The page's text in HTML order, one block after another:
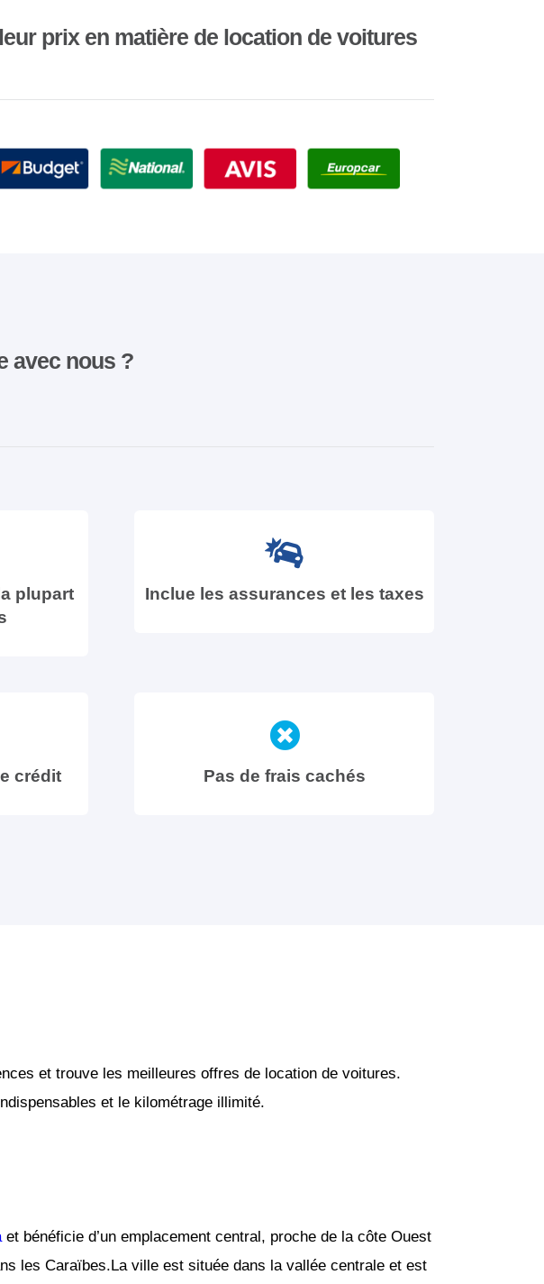
prix en matière de location de voitures
avec nous ?
plupart
Inclue les assurances et les taxes
crédit Pas de frais cachés
et trouve les meilleures offres de location de voitures.
et le kilométrage illimité.
et bénéficie d’un emplacement central, proche de la côte Ouest
les Caraïbes.La ville est située dans la vallée centrale et est